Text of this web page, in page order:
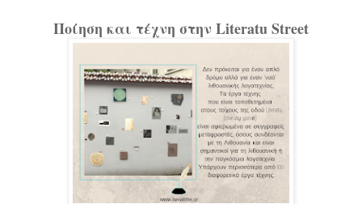
Ποίηση και τέχνη στην Literatu Street